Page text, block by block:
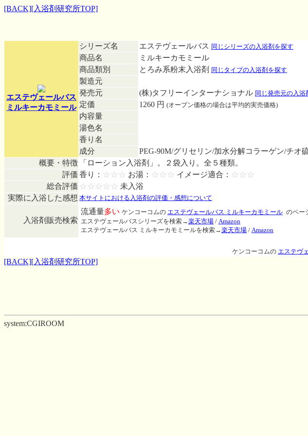
[BACK][入浴剤研究所TOP]
エステヴェールバス
ミルキーカモミール
シリーズ名 エステヴェールバス 同じシリーズの入浴剤を探す
商品名
ミルキーカモミール
商品類別
とろみ系粉末入浴剤 同じタイプの入浴剤を探す
製造元
発売元
(株)タフリーインターナショナル 同じ発売元の入浴
定価 1260 円 (オープン価格の場合は平均的実売価格)
内容量
湯色名
香り名
成分
PEG-90M/グリセリン/加水分解コラーゲン/チオ
概要・特徴
「ローション入浴剤」。２袋入り。全５種類。
評価 香り： ☆☆☆ お湯： ☆☆☆ イメージ適合： ☆☆☆
総合評価 ☆☆☆☆☆ 未入浴
実際に入浴した感想 本サイトにおける入浴剤の評価・感想について
入浴剤販売検索
流通量多い ケンコーコムの エステヴェールバス ミルキーカモミール のペー
エステヴェールバスシリーズを検索→楽天市場 / Amazon
エステヴェールバス ミルキーカモミールを検索→楽天市場 / Amazon
ケンコーコムの エステヴ
[BACK][入浴剤研究所TOP]
system:CGIROOM